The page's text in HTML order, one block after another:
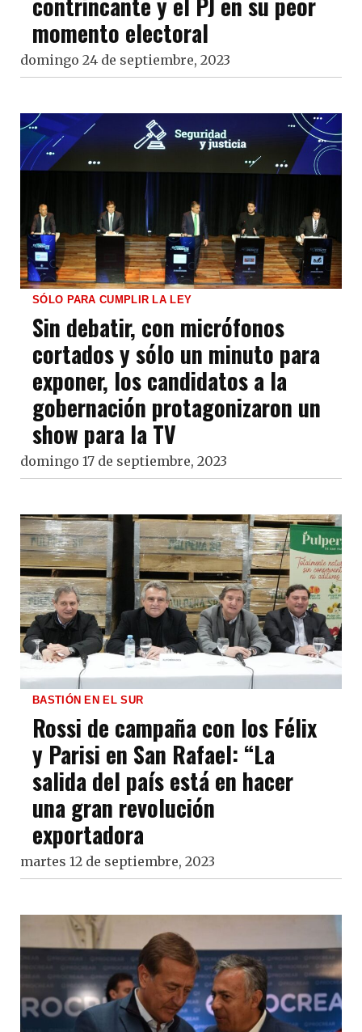
momento electoral
domingo 24 de septiembre, 2023
SÓLO PARA CUMPLIR LA LEY
Sin debatir, con micrófonos
cortados y sólo un minuto para
exponer, los candidatos a la
gobernación protagonizaron un
show para la TV
domingo 17 de septiembre, 2023
BASTIÓN EN EL SUR
Rossi de campaña con los Félix
y Parisi en San Rafael: “La
salida del país está en hacer
una gran revolución
exportadora
martes 12 de septiembre, 2023